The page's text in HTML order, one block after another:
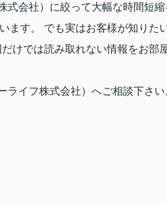
式会社）に絞って大幅な時間短縮
ます。 でも実はお客様が知りた
けでは読み取れない情報をお部
ライフ株式会社）へご相談下さい